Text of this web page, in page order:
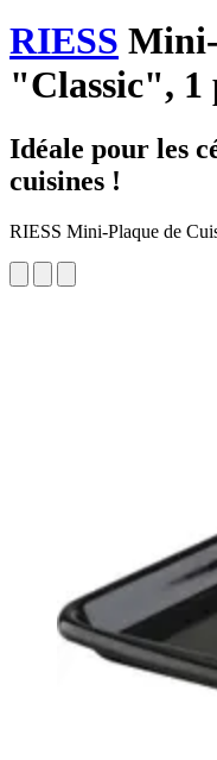
RIESS
"Classic", 1
Idéale pour les
cuisines !
RIESS Mini-Plaque de